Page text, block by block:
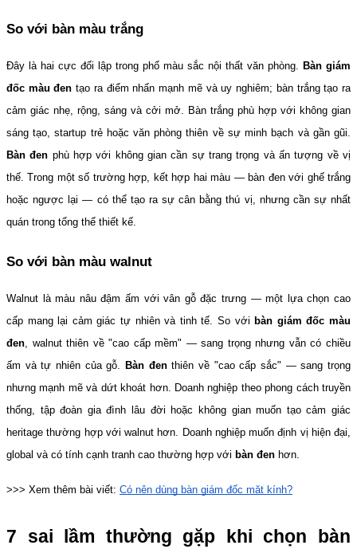
So với bàn màu trắng
Đây là hai cực đối lập trong phổ màu sắc nội thất văn phòng.
Bàn giám
đốc màu đen tạo ra điểm nhấn mạnh mẽ và uy nghiêm; bàn trắng tạo ra
cảm giác nhẹ, rộng, sáng và cởi mở. Bàn trắng phù hợp với không gian
Bàn đen phù hợp với không gian cần sự trang trọng và ấn tượng về vị
thế. Trong một số trường hợp, kết hợp hai màu — bàn đen với ghế trắng
hoặc ngược lại — có thể tạo ra sự cân bằng thú vị, nhưng cần sự nhất
quán trong tổng thể thiết kế.
So với bàn màu walnut
Walnut là màu nâu đậm ấm với vân gỗ đặc trưng — một lựa chọn cao
cấp mang lại cảm giác tự nhiên và tinh tế. So với bàn giám đốc màu
đen , walnut thiên về "cao cấp mềm" — sang trọng nhưng vẫn có chiều
ấm và tự nhiên của gỗ.
Bàn đen thiên về "cao cấp sắc" — sang trọng
nhưng mạnh mẽ và dứt khoát hơn. Doanh nghiệp theo phong cách truyền
thống, tập đoàn gia đình lâu đời hoặc không gian muốn tạo cảm giác
heritage thường hợp với walnut hơn. Doanh nghiệp muốn định vị hiện đại,
global và có tính cạnh tranh cao thường hợp với bàn đen hơn.
>>> Xem thêm bài viết: Có nên dùng bàn giám đốc mặt kính?
7 sai lầm thường gặp khi chọn bàn